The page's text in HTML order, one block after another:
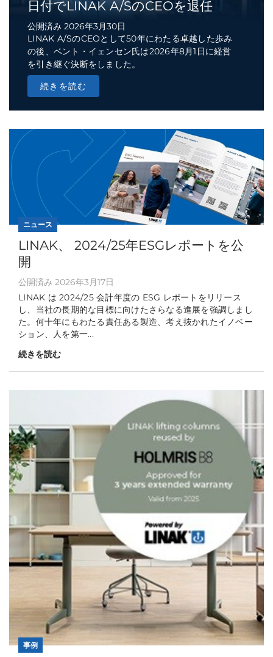
日付でLINAK A/SのCEOを退任
公開済み 2026年3月30日
LINAK A/SのCEOとして50年にわたる卓越した歩み
の後、ベント・イェンセン氏は2026年8月1日に経営
を引き継ぐ決断をしました。
続きを読む
ニュース
LINAK、 2024/25年ESGレポートを公
開
公開済み 2026年3月17日
LINAK は 2024/25 会計年度の ESG レポートをリリース
し、当社の長期的な目標に向けたさらなる進展を強調しまし
た。何十年にもわたる責任ある製造、考え抜かれたイノベー
ション、人を第一...
続きを読む
事例